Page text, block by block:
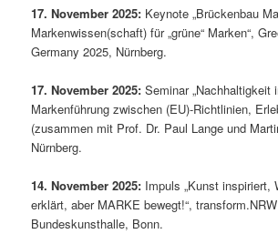
17. November 2025: Keynote „Brückenbau
Markenwissen(schaft) für „grüne“ Marken“,
Germany 2025, Nürnberg.
17. November 2025: Seminar „Nachhaltigkeit
Markenführung zwischen (EU)-Richtlinien,
(zusammen mit Prof. Dr. Paul Lange und
Nürnberg.
14. November 2025: Impuls „Kunst inspiriert,
erklärt, aber MARKE bewegt!“,
Bundeskunsthalle, Bonn.